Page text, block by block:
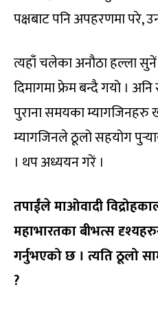
पक्षबाट पनि अपहरणमा परे,
त्यहाँ चलेका अनौठा हल्ला
दिमागमा फ्रेम बन्दै गयो ।
पुराना समयका म्यागजिनहरु
म्यागजिनले ठूलो सहयोग
। थप अध्ययन गरें ।
तपाईंले माओवादी
महाभारतका बीभत्स
गर्नुभएको छ । त्यति ठूलो
?